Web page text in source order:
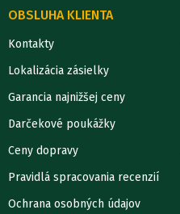
OBSLUHA KLIENTA
Kontakty
Lokalizácia zásielky
Garancia najnižšej ceny
Darčekové poukážky
Ceny dopravy
Pravidlá spracovania recenzií
Ochrana osobných údajov